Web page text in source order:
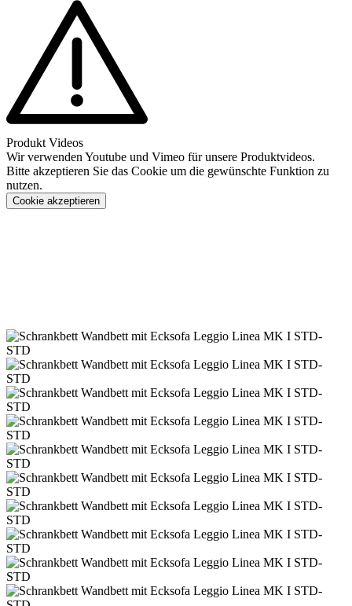
Produkt Videos
Wir verwenden Youtube und Vimeo für unsere Produktvideos.
Bitte akzeptieren Sie das Cookie um die gewünschte Funktion zu
nutzen.
Cookie akzeptieren